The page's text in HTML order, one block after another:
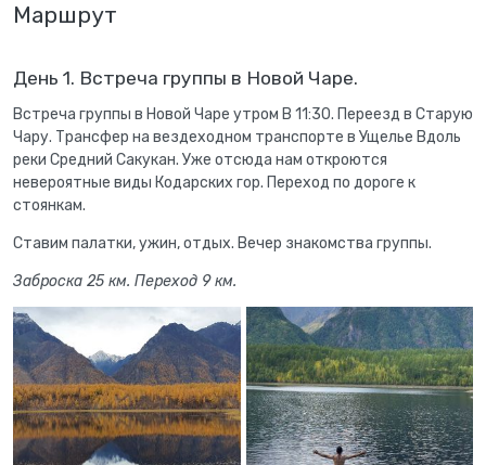
Маршрут
День 1. Встреча группы в Новой Чаре.
Встреча группы в Новой Чаре утром В 11:30. Переезд в Старую
Чару. Трансфер на вездеходном транспорте в Ущелье Вдоль
реки Средний Сакукан. Уже отсюда нам откроются
невероятные виды Кодарских гор. Переход по дороге к
стоянкам.
Ставим палатки, ужин, отдых. Вечер знакомства группы.
Заброска 25 км. Переход 9 км.